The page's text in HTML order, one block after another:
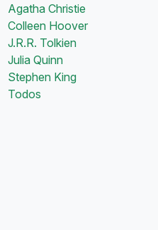
Agatha Christie
Colleen Hoover
J.R.R. Tolkien
Julia Quinn
Stephen King
Todos